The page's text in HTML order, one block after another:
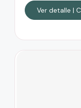
Ver detalle |